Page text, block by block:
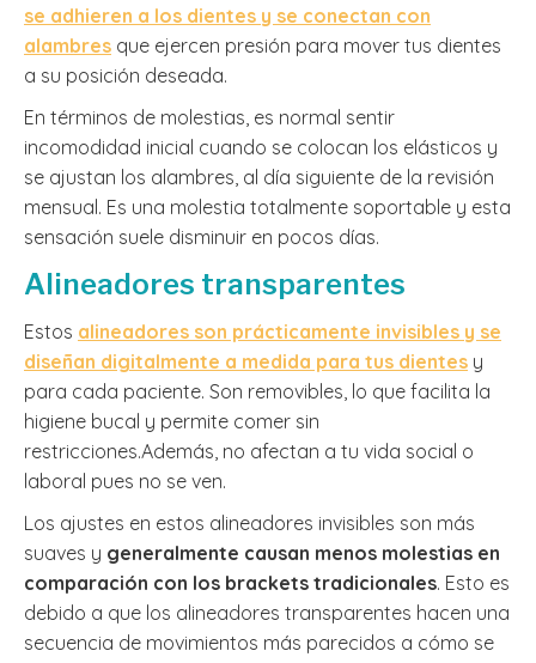
se adhieren a los dientes y se conectan con
alambres que ejercen presión para mover tus dientes
a su posición deseada.
En términos de molestias, es normal sentir
incomodidad inicial cuando se colocan los elásticos y
se ajustan los alambres, al día siguiente de la revisión
mensual. Es una molestia totalmente soportable y esta
sensación suele disminuir en pocos días.
Alineadores transparentes
Estos alineadores son prácticamente invisibles y se
diseñan digitalmente a medida para tus dientes y
para cada paciente. Son removibles, lo que facilita la
higiene bucal y permite comer sin
restricciones.Además, no afectan a tu vida social o
laboral pues no se ven.
Los ajustes en estos alineadores invisibles son más
suaves y generalmente causan menos molestias en
comparación con los brackets tradicionales. Esto es
debido a que los alineadores transparentes hacen una
secuencia de movimientos más parecidos a cómo se